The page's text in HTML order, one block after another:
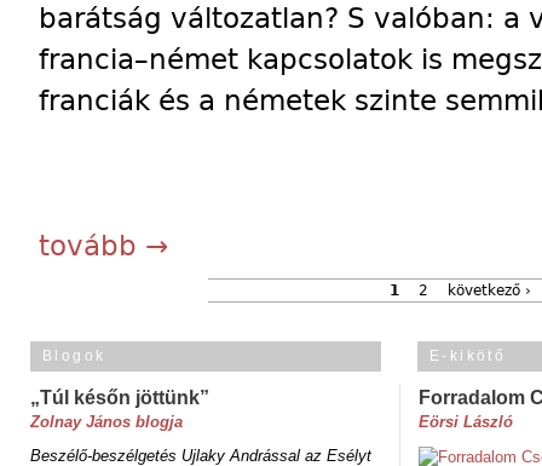
barátság változatlan? S valóban: a
francia–német kapcsolatok is
franciák és a németek szinte
tovább →
1 2 következő ›
Blogok
„Túl későn jöttünk”
Zolnay János blogja
Beszélő-beszélgetés Ujlaky Andrással az Esélyt
E-kikötő
Forradalom
Eörsi László